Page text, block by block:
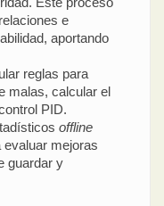
e
aportando
reglas para
malas, calcular el
PID.
offline
mejoras
guardar y